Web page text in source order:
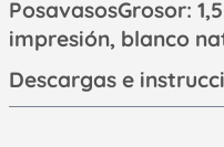
PosavasosGrosor:
impresión, blanco
Descargas e